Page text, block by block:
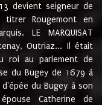
devient seigneur de
titrer Rougemont en
LE MARQUISAT
Outriaz... Il était
roi au parlement de
du Bugey de 1679 à
du Bugey à son
Catherine de